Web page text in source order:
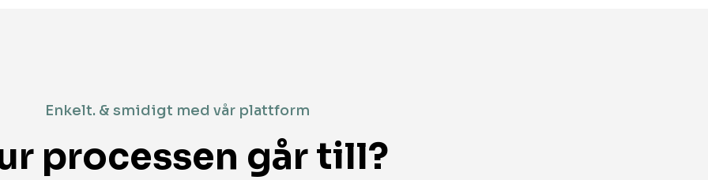
Enkelt. & smidigt med vår plattform
processen går till?